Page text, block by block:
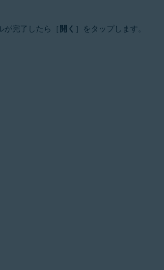
が完了したら［開く ］をタップします。